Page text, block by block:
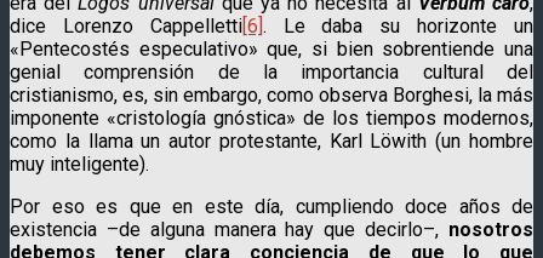
dice Lorenzo Cappelletti[6]. Le daba su horizonte un
«Pentecostés especulativo» que, si bien sobrentiende una
genial comprensión de la importancia cultural del
cristianismo, es, sin embargo, como observa Borghesi, la más
imponente «cristología gnóstica» de los tiempos modernos,
como la llama un autor protestante, Karl Löwith (un hombre
muy inteligente).
Por eso es que en este día, cumpliendo doce años de
existencia –de alguna manera hay que decirlo–, nosotros
debemos tener clara conciencia de que lo que